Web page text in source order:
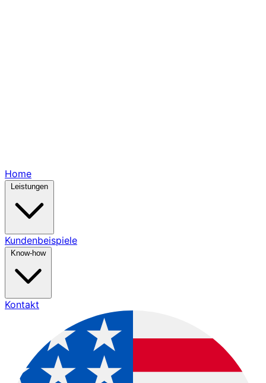
Home
Kundenbeispiele
Know-how
Kontakt